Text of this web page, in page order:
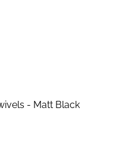
- Matt Black